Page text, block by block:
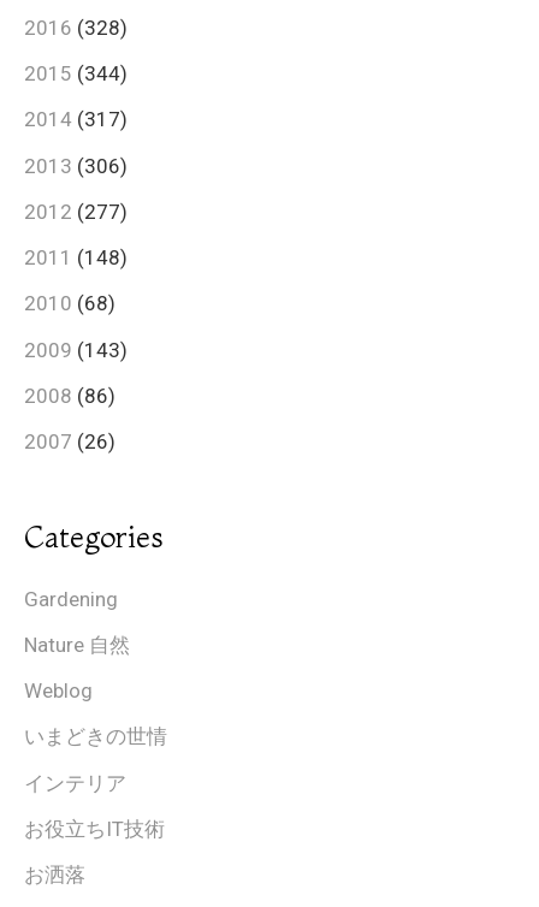
2016 (328)
2015 (344)
2014 (317)
2013 (306)
2012 (277)
2011 (148)
2010 (68)
2009 (143)
2008 (86)
2007 (26)
Categories
Gardening
Nature 自然
Weblog
いまどきの世情
インテリア
お役立ちIT技術
お洒落